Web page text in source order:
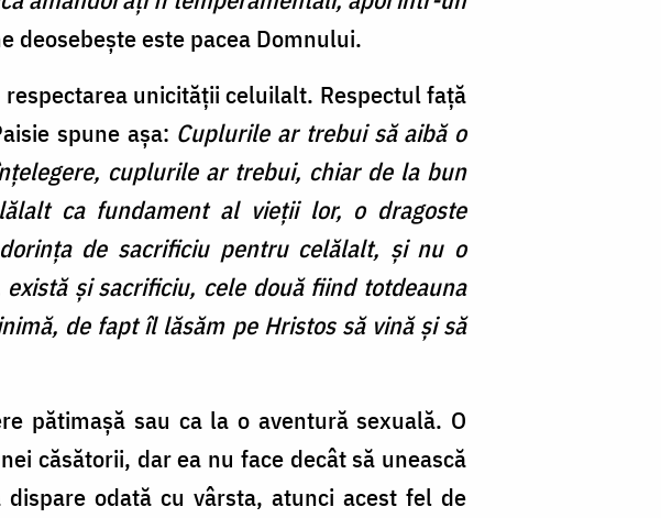
deosebește este pacea Domnului.
unicității celuilalt. Respectul față
spune așa: Cuplurile ar trebui să aibă o
cuplurile ar trebui, chiar de la bun
ca fundament al vieții lor, o dragoste
de sacrificiu pentru celălalt, și nu o
și sacrificiu, cele două fiind totdeauna
de fapt îl lăsăm pe Hristos să vină și să
pătimașă sau ca la o aventură sexuală. O
căsătorii, dar ea nu face decât să unească
odată cu vârsta, atunci acest fel de